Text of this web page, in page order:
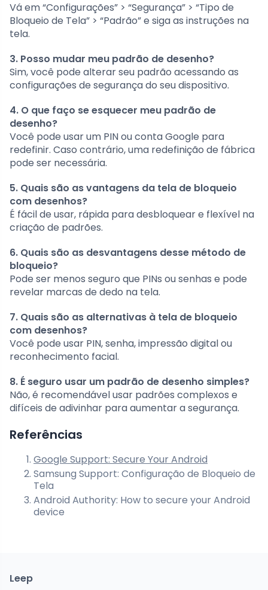
Vá em “Configurações” > “Segurança” > “Tipo de
Bloqueio de Tela” > “Padrão” e siga as instruções na
tela.
3. Posso mudar meu padrão de desenho?
Sim, você pode alterar seu padrão acessando as
configurações de segurança do seu dispositivo.
4. O que faço se esquecer meu padrão de
desenho?
Você pode usar um PIN ou conta Google para
redefinir. Caso contrário, uma redefinição de fábrica
pode ser necessária.
5. Quais são as vantagens da tela de bloqueio
com desenhos?
É fácil de usar, rápida para desbloquear e flexível na
criação de padrões.
6. Quais são as desvantagens desse método de
bloqueio?
Pode ser menos seguro que PINs ou senhas e pode
revelar marcas de dedo na tela.
7. Quais são as alternativas à tela de bloqueio
com desenhos?
Você pode usar PIN, senha, impressão digital ou
reconhecimento facial.
8. É seguro usar um padrão de desenho simples?
Não, é recomendável usar padrões complexos e
difíceis de adivinhar para aumentar a segurança.
Referências
Google Support: Secure Your Android
Samsung Support: Configuração de Bloqueio de
Tela
Android Authority: How to secure your Android
device
Leep